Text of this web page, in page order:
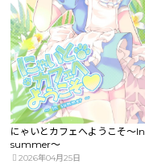
にゃいとカフェへようこそ～In
summer～
2026年04月25日